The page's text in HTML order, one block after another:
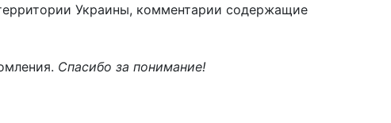
Украины, комментарии содержащие
Спасибо за понимание!